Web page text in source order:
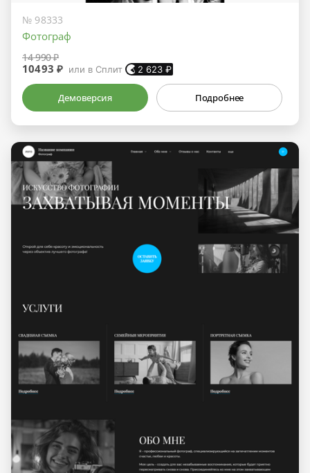
№ 98333
Фотограф
14 990 ₽
10493 ₽ или в Сплит 2 623 ₽
Демоверсия Подробнее